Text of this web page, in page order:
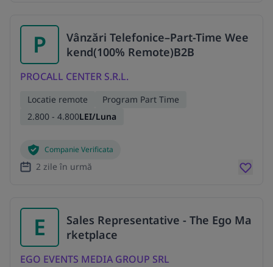
P
Vânzări Telefonice–Part-Time Wee
kend(100% Remote)B2B
PROCALL CENTER S.R.L.
Locatie remote
Program Part Time
2.800 - 4.800LEI/Luna
Companie Verificata
2 zile în urmă
E
Sales Representative - The Ego Ma
rketplace
EGO EVENTS MEDIA GROUP SRL